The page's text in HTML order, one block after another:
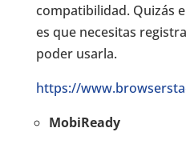
compatibilidad. Quizás
es que necesitas
poder usarla.
https://
MobiReady